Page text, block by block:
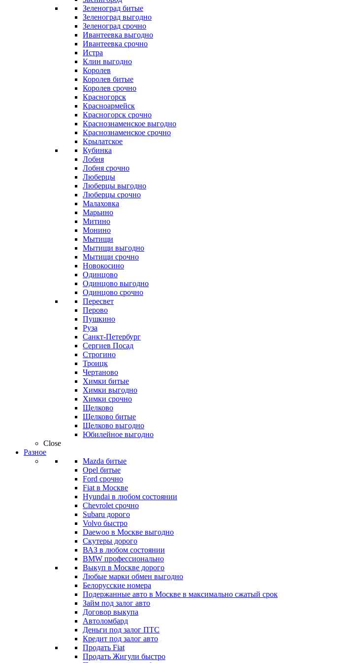
Зеленоград битые
Зеленоград выгодно
Зеленоград срочно
Ивантеевка выгодно
Ивантеевка срочно
Истра
Клин выгодно
Королев
Королев битые
Королев срочно
Красногорск
Красноармейск
Красногорск срочно
Краснознаменское выгодно
Краснознаменское срочно
Крылатское
Кубинка
Лобня
Лобня срочно
Люберцы
Люберцы выгодно
Люберцы срочно
Малаховка
Марьино
Митино
Монино
Мытищи
Мытищи выгодно
Мытищи срочно
Новокосино
Одинцово
Одинцово выгодно
Одинцово срочно
Пересвет
Перово
Пушкино
Руза
Санкт-Петербург
Сергиев Посад
Строгино
Троицк
Чертаново
Химки битые
Химки выгодно
Химки срочно
Щелково
Щелково битые
Щелково выгодно
Юбилейное выгодно
Close
Разное
Mazda битые
Opel битые
Ford срочно
Fiat в Москве
Hyundai в любом состоянии
Chevrolet срочно
Subaru дорого
Volvo быстро
Daewoo в Москве выгодно
Скутеры дорого
ВАЗ в любом состоянии
BMW профессионально
Выкуп в Москве дорого
Любые марки обмен выгодно
Белорусские номера
Подержанные авто в Москве в максимально сжатый срок
Займ под залог авто
Договор выкупа
Автоломбард
Деньги под залог ПТС
Кредит под залог авто
Продать Fiat
Продать Жигули быстро